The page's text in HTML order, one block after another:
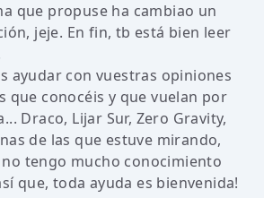
que propuse ha cambiao un
jeje. En fin, tb está bien leer
ayudar con vuestras opiniones
que conocéis y que vuelan por
Draco, Lijar Sur, Zero Gravity,
de las que estuve mirando,
tengo mucho conocimiento
que, toda ayuda es bienvenida!